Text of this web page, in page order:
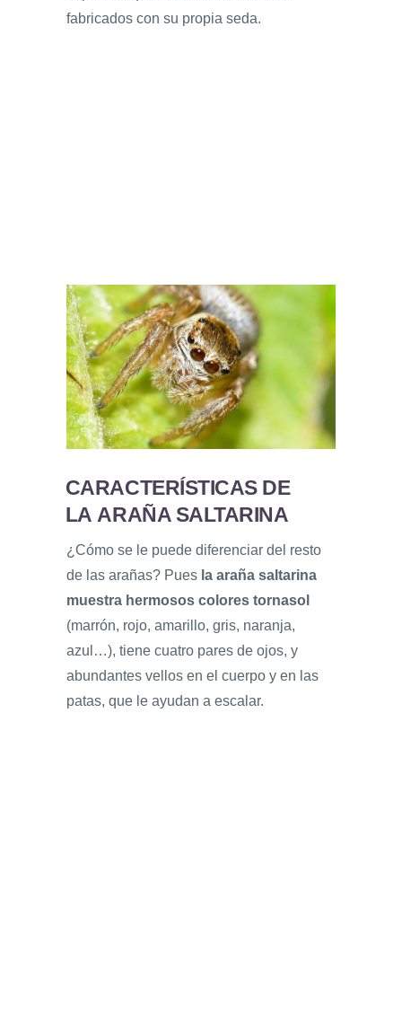
fabricados con su propia seda.
CARACTERÍSTICAS DE
LA ARAÑA SALTARINA
¿Cómo se le puede diferenciar del resto
de las arañas? Pues la araña saltarina
muestra hermosos colores tornasol
(marrón, rojo, amarillo, gris, naranja,
azul…), tiene cuatro pares de ojos, y
abundantes vellos en el cuerpo y en las
patas, que le ayudan a escalar.